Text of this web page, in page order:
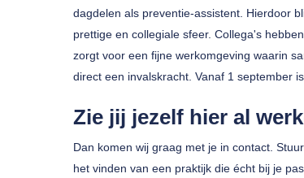
dagdelen als preventie-assistent. Hierdoor
prettige en collegiale sfeer. Collega's
zorgt voor een fijne werkomgeving waarin
direct een invalskracht. Vanaf 1 september
Zie jij jezelf hier al
Dan komen wij graag met je in contact.
het vinden van een praktijk die écht bij je